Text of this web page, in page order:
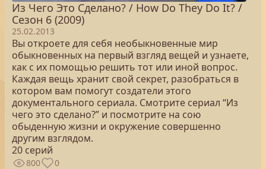
Из Чего Это Сделано? / How Do They Do It? /
Сезон 6 (2009)
25.02.2013
Вы откроете для себя необыкновенные мир
обыкновенных на первый взгляд вещей и узнаете,
как с их помощью решить тот или иной вопрос.
Каждая вещь хранит свой секрет, разобраться в
котором вам помогут создатели этого
документального сериала. Смотрите сериал “Из
чего это сделано?” и посмотрите на сою
обыденную жизни и окружение совершенно
другим взглядом.
20 серий
800 0